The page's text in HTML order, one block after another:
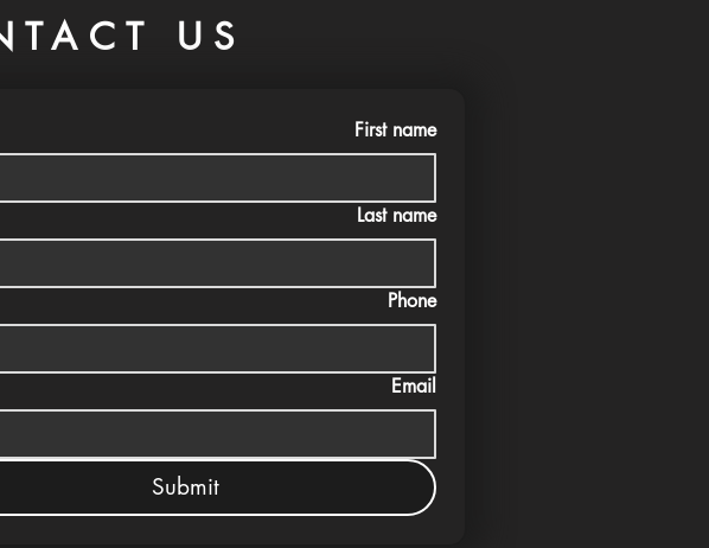
US
First name
Last name
Phone
Email
Submit